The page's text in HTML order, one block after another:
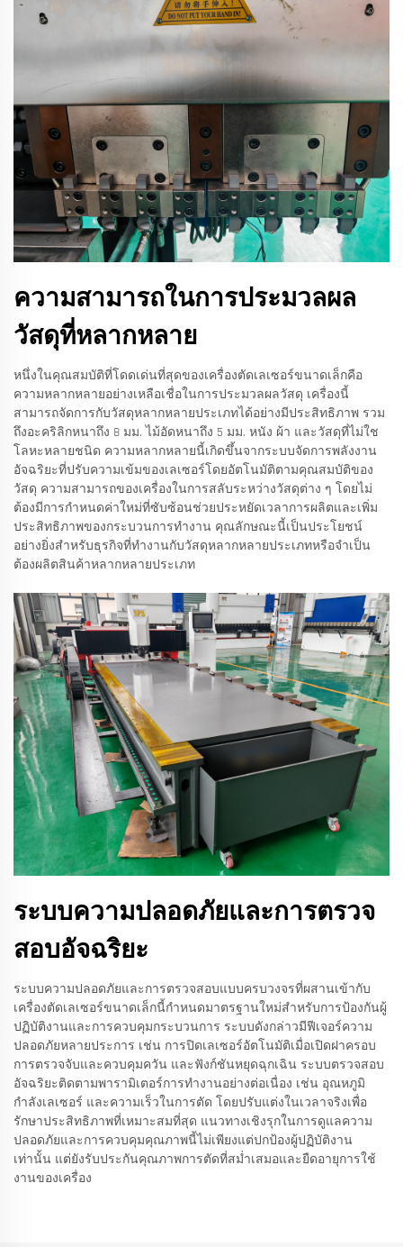
ความสามารถในการประมวลผล
วัสดุที่หลากหลาย
หนึ่งในคุณสมบัติที่โดดเด่นที่สุดของเครื่องตัดเลเซอร์ขนาดเล็กคือ
ความหลากหลายอย่างเหลือเชื่อในการประมวลผลวัสดุ เครื่องนี้
สามารถจัดการกับวัสดุหลากหลายประเภทได้อย่างมีประสิทธิภาพ รวม
ถึงอะคริลิกหนาถึง 8 มม. ไม้อัดหนาถึง 5 มม. หนัง ผ้า และวัสดุที่ไม่ใช
โลหะหลายชนิด ความหลากหลายนี้เกิดขึ้นจากระบบจัดการพลังงาน
อัจฉริยะที่ปรับความเข้มของเลเซอร์โดยอัตโนมัติตามคุณสมบัติของ
วัสดุ ความสามารถของเครื่องในการสลับระหว่างวัสดุต่าง ๆ โดยไม่
ต้องมีการกำหนดค่าใหม่ที่ซับซ้อนช่วยประหยัดเวลาการผลิตและเพิ่ม
ประสิทธิภาพของกระบวนการทำงาน คุณลักษณะนี้เป็นประโยชน์
อย่างยิ่งสำหรับธุรกิจที่ทำงานกับวัสดุหลากหลายประเภทหรือจำเป็น
ต้องผลิตสินค้าหลากหลายประเภท
ระบบความปลอดภัยและการตรวจ
สอบอัจฉริยะ
ระบบความปลอดภัยและการตรวจสอบแบบครบวงจรที่ผสานเข้ากับ
เครื่องตัดเลเซอร์ขนาดเล็กนี้กำหนดมาตรฐานใหม่สำหรับการป้องกันผู้
ปฏิบัติงานและการควบคุมกระบวนการ ระบบดังกล่าวมีฟีเจอร์ความ
ปลอดภัยหลายประการ เช่น การปิดเลเซอร์อัตโนมัติเมื่อเปิดฝาครอบ
การตรวจจับและควบคุมควัน และฟังก์ชันหยุดฉุกเฉิน ระบบตรวจสอบ
อัจฉริยะติดตามพารามิเตอร์การทำงานอย่างต่อเนื่อง เช่น อุณหภูมิ
กำลังเลเซอร์ และความเร็วในการตัด โดยปรับแต่งในเวลาจริงเพื่อ
รักษาประสิทธิภาพที่เหมาะสมที่สุด แนวทางเชิงรุกในการดูแลความ
ปลอดภัยและการควบคุมคุณภาพนี้ไม่เพียงแต่ปกป้องผู้ปฏิบัติงาน
เท่านั้น แต่ยังรับประกันคุณภาพการตัดที่สม่ำเสมอและยืดอายุการใช้
งานของเครื่อง